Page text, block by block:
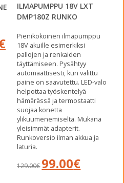
Nykyinen
hinta
1,320.00€.
ILMAPUMPPU 18V LXT
DMP180Z RUNKO
Pienikokoinen ilmapumppu
18V akuille esimerkiksi
pallojen ja renkaiden
täyttämiseen. Pysähtyy
automaattisesti, kun valittu
paine on saavutettu. LED-valo
helpottaa työskentelyä
hämärässä ja termostaatti
suojaa konetta
ylikuumenemiselta. Mukana
yleisimmät adapterit.
Runkoversio ilman akkua ja
laturia.
129.00€
Alkuperäinen
hinta
99.00€Nykyinen
hinta